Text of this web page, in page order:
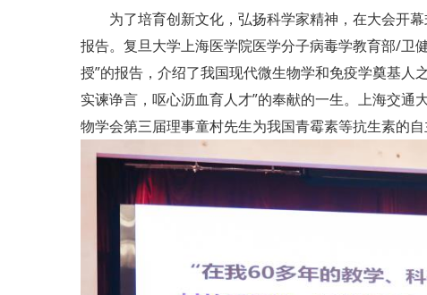
为了培育创新文化，弘扬科学家精神，在大会开
报告。复旦大学上海医学院医学分子病毒学教育部/卫
授”的报告，介绍了我国现代微生物学和免疫学奠基
实谏诤言，呕心沥血育人才”的奉献的一生。上海交通
物学会第三届理事童村先生为我国青霉素等抗生素的